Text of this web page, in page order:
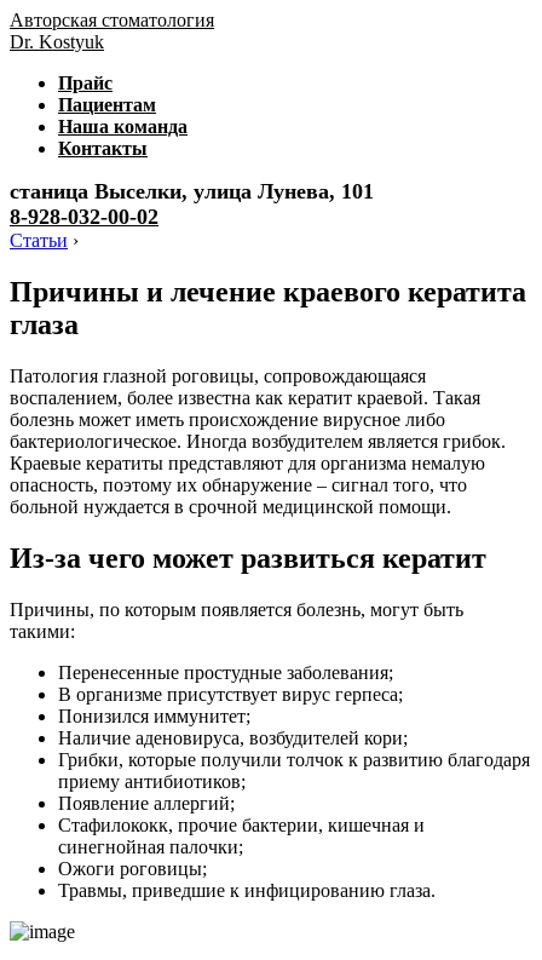
Авторская стоматология
Dr. Kostyuk
Прайс
Пациентам
Наша команда
Контакты
станица Выселки, улица Лунева, 101
8-928-032-00-02
Статьи ›
Причины и лечение краевого кератита
глаза
Патология глазной роговицы, сопровождающаяся
воспалением, более известна как кератит краевой. Такая
болезнь может иметь происхождение вирусное либо
бактериологическое. Иногда возбудителем является грибок.
Краевые кератиты представляют для организма немалую
опасность, поэтому их обнаружение – сигнал того, что
больной нуждается в срочной медицинской помощи.
Из-за чего может развиться кератит
Причины, по которым появляется болезнь, могут быть
такими:
Перенесенные простудные заболевания;
В организме присутствует вирус герпеса;
Понизился иммунитет;
Наличие аденовируса, возбудителей кори;
Грибки, которые получили толчок к развитию благодаря
приему антибиотиков;
Появление аллергий;
Стафилококк, прочие бактерии, кишечная и
синегнойная палочки;
Ожоги роговицы;
Травмы, приведшие к инфицированию глаза.